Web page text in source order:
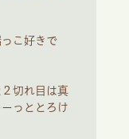
こ好きで
切れ目は真
っととろけ